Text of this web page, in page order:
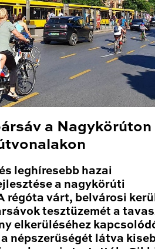
a Nagykörúton
leghíresebb hazai
a nagykörúti
régóta várt, belvárosi
tesztüzemét a
elkerüléséhez
népszerűségét látva